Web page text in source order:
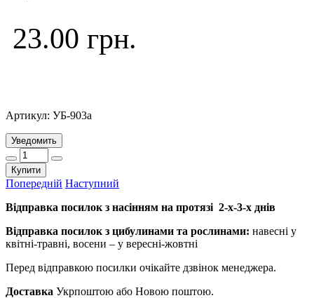
23.00 грн.
Артикул: УБ-903а
Уведомить
Купити
Попередній Наступний
Відправка посилок з насінням на протязі 2-х-3-х днів
Відправка посилок з цибулинами та рослинами: навесні у
квітні-травні, восени – у вересні-жовтні
Перед відправкою посилки очікайте дзвінок менеджера.
Доставка Укрпоштою або Новою поштою.